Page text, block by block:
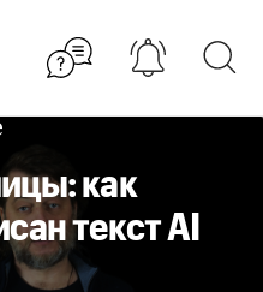
признаются в
как
текст AI